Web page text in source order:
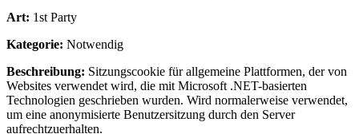
Art: 1st Party
Kategorie: Notwendig
Beschreibung: Sitzungscookie für allgemeine Plattformen, der von
Websites verwendet wird, die mit Microsoft .NET-basierten
Technologien geschrieben wurden. Wird normalerweise verwendet,
um eine anonymisierte Benutzersitzung durch den Server
aufrechtzuerhalten.